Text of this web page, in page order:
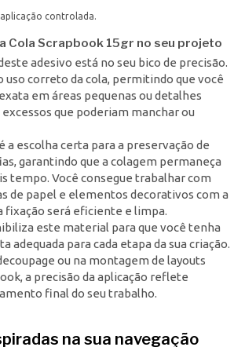
controlada.
Cola Scrapbook 15gr no seu projeto
adesivo está no seu bico de precisão.
uso correto da cola, permitindo que você
em áreas pequenas ou detalhes
que poderiam manchar ou
a escolha certa para a preservação de
garantindo que a colagem permaneça
tempo. Você consegue trabalhar com
de papel e elementos decorativos com a
fixação será eficiente e limpa.
este material para que você tenha
adequada para cada etapa da sua criação.
ou na montagem de layouts
a precisão da aplicação reflete
final do seu trabalho.
na sua navegação